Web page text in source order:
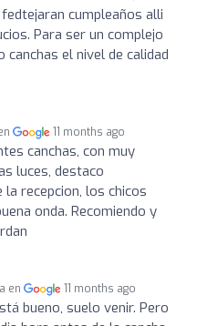
cumpleaños alli
Para ser un complejo
el nivel de calidad
11 months ago
canchas, con muy
luces, destaco
recepcion, los chicos
onda. Recomiendo y
en 11 months ago
bueno, suelo venir. Pero